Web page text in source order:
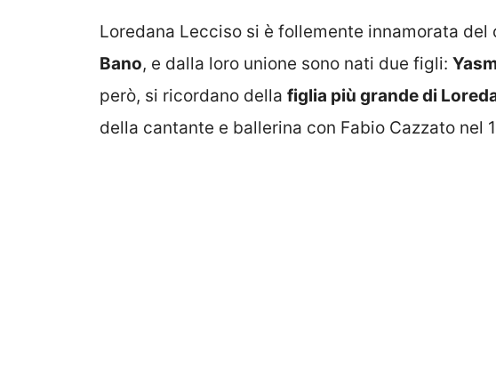
Loredana Lecciso si è follemente innamorata del
Bano, e dalla loro unione sono nati due figli:
però, si ricordano della figlia più grande di
della cantante e ballerina con Fabio Cazzato nel